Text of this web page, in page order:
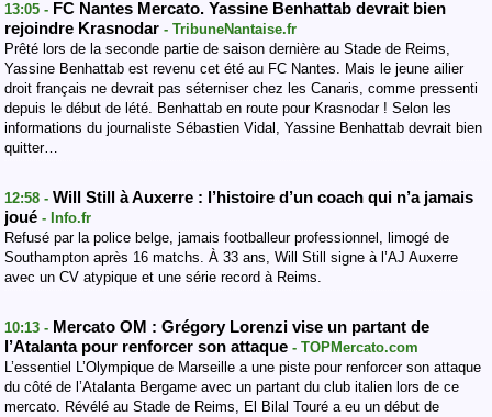
13:05 - FC Nantes Mercato. Yassine Benhattab devrait bien
rejoindre Krasnodar - TribuneNantaise.fr
Prêté lors de la seconde partie de saison dernière au Stade de Reims,
Yassine Benhattab est revenu cet été au FC Nantes. Mais le jeune ailier
droit français ne devrait pas séterniser chez les Canaris, comme pressenti
depuis le début de lété. Benhattab en route pour Krasnodar ! Selon les
informations du journaliste Sébastien Vidal, Yassine Benhattab devrait bien
quitter…
12:58 - Will Still à Auxerre : l’histoire d’un coach qui n’a jamais
joué - Info.fr
Refusé par la police belge, jamais footballeur professionnel, limogé de
Southampton après 16 matchs. À 33 ans, Will Still signe à l’AJ Auxerre
avec un CV atypique et une série record à Reims.
10:13 - Mercato OM : Grégory Lorenzi vise un partant de
l’Atalanta pour renforcer son attaque - TOPMercato.com
L’essentiel L’Olympique de Marseille a une piste pour renforcer son attaque
du côté de l’Atalanta Bergame avec un partant du club italien lors de ce
mercato. Révélé au Stade de Reims, El Bilal Touré a eu un début de